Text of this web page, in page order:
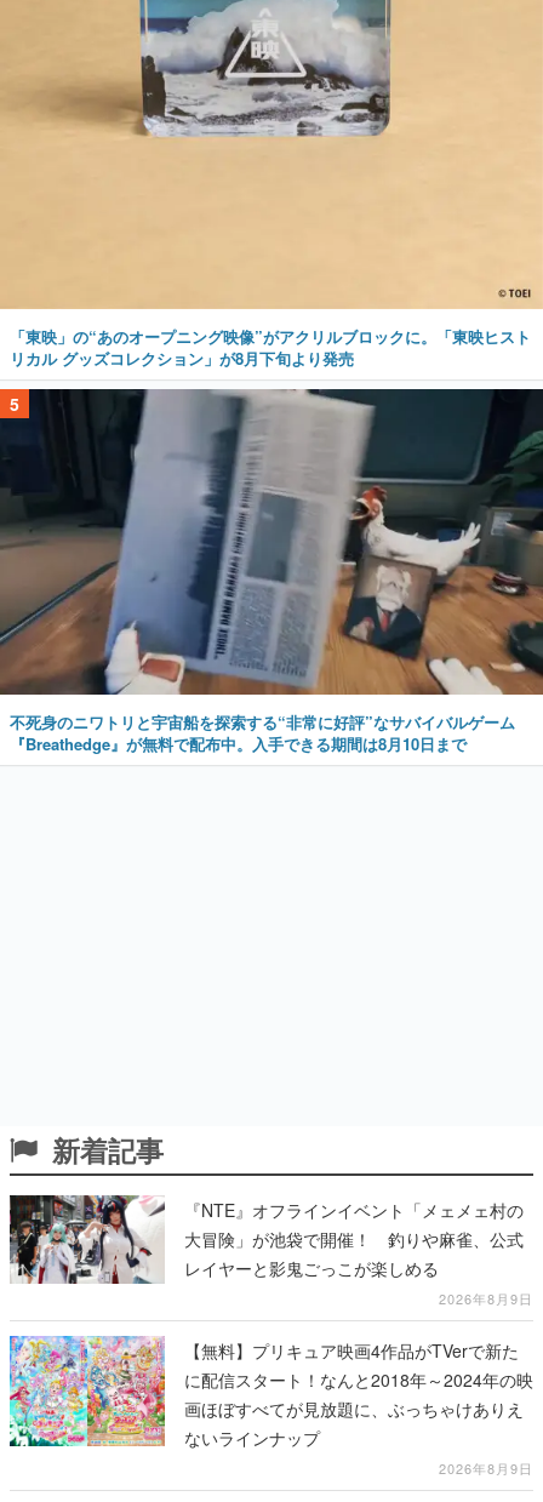
「東映」の“あのオープニング映像”がアクリルブロックに。「東映ヒスト
リカル グッズコレクション」が8月下旬より発売
5
不死身のニワトリと宇宙船を探索する“非常に好評”なサバイバルゲーム
『Breathedge』が無料で配布中。入手できる期間は8月10日まで
新着記事
『NTE』オフラインイベント「メェメェ村の
大冒険」が池袋で開催！ 釣りや麻雀、公式
レイヤーと影鬼ごっこが楽しめる
2026年8月9日
【無料】プリキュア映画4作品がTVerで新た
に配信スタート！なんと2018年～2024年の映
画ほぼすべてが見放題に、ぶっちゃけありえ
ないラインナップ
2026年8月9日